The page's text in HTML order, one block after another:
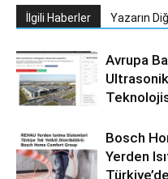
İlgili Haberler Yazarın
Avrupa
Bosch
Yerden